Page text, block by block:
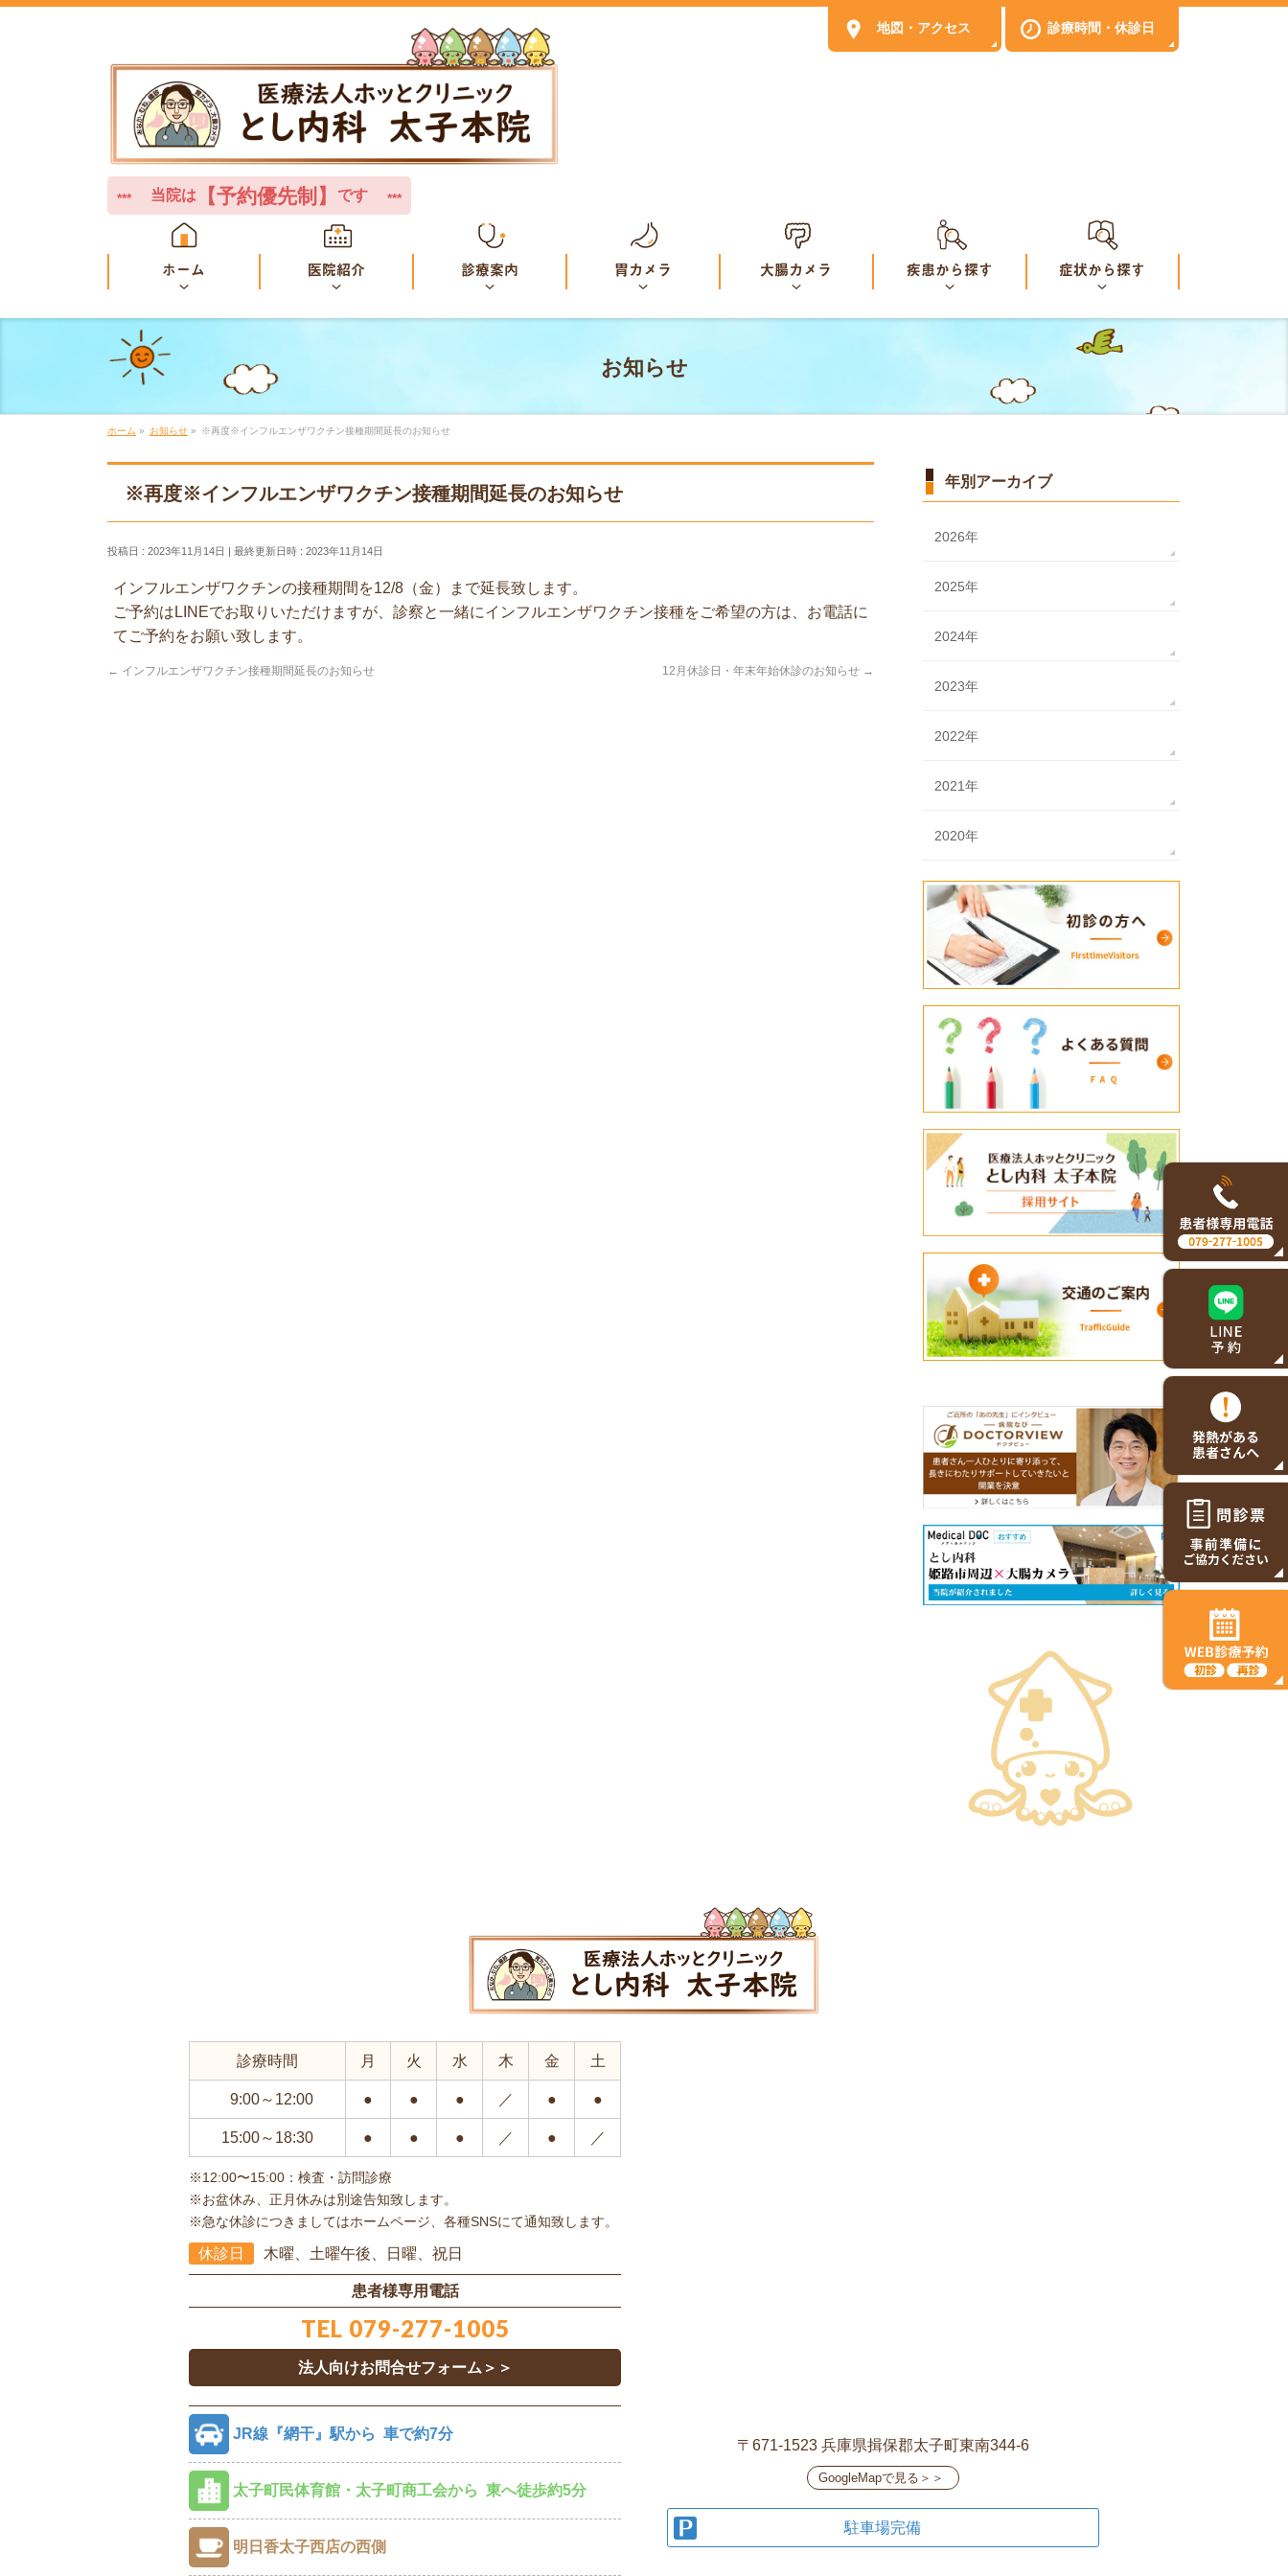
*** 当院は 【予約優先制】 です ***
地図 ・ アクセス 診療時間 ・休診日
ホーム 医院紹介 診療案内 胃カメラ 大腸カメラ 疾患から探す 症状から探す
お知らせ
ホーム » お知らせ » ※再度※インフルエンザワクチン接種期間延長のお知らせ
※再度※インフルエンザワクチン接種期間延長のお知らせ
投稿日 : 2023年11月14日 最終更新日時 : 2023年11月14日
インフルエンザワクチンの接種期間を12/8（金）まで延長致します。
ご予約はLINEでお取りいただけますが、診察と一緒にインフルエンザワクチン接種をご希望の方は、お電話に
てご予約をお願い致します。
← インフルエンザワクチン接種期間延長のお知らせ 12月休診日・年末年始休診のお知らせ →
年別アーカイブ
2026年
2025年
2024年
2023年
2022年
2021年
2020年
診療時間 月 火 水 木 金 土
9:00～12:00 ● ● ● ／ ● ●
15:00～18:30 ● ● ● ／ ● ／
※12:00〜15:00：検査・訪問診療
※お盆休み、正月休みは別途告知致します。
※急な休診につきましてはホームページ、各種SNSにて通知致します。
休診日 木曜、 土曜午後、日曜、祝日
患者様専用電話
TEL 079-277-1005
法人向けお問合せフォーム＞＞
JR線『網干』駅から 車で約7分
太子町民体育館・太子町商工会から 東へ徒歩約5分
明日香太子西店の西側
〒671-1523 兵庫県揖保郡太子町東南344-6
GoogleMapで見る＞＞
駐車場完備